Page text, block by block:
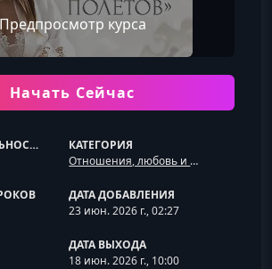
Предпросмотр курса
Начать Сейчас
ПРОДОЛЖИТЕЛЬНОСТЬ
КАТЕГОРИЯ
Отношения, любовь и семья
ДАТА ДОБАВЛЕНИЯ
23 июн. 2026 г., 02:27
ДАТА ВЫХОДА
18 июн. 2026 г., 10:00